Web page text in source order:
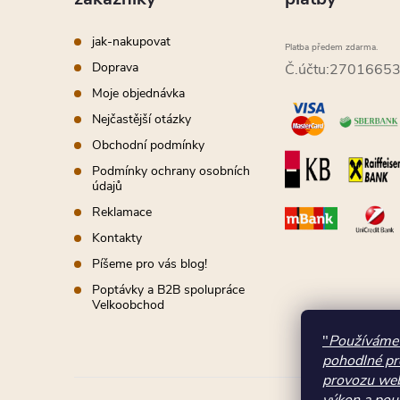
"
pohodlné
provozu
p
i
s
u
jak-nakupovat
Doprava
Moje objednávka
Nejčastější otázky
Obchodní podmínky
Podmínky ochrany osobních
údajů
Reklamace
Kontakty
Píšeme pro vás blog!
Poptávky a B2B spolupráce
Velkoobchod
Platba předem zdarma.